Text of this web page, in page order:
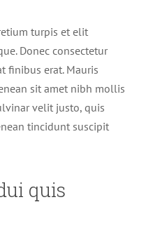
turpis et elit
Donec consectetur
finibus erat. Mauris
sit amet nibh mollis
velit justo, quis
tincidunt suscipit
quis